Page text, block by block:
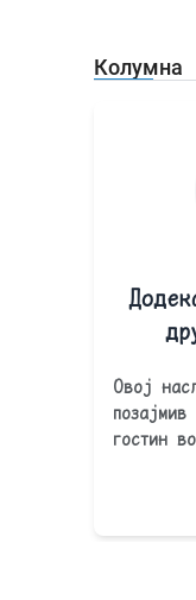
Колумна
Овој
гостин